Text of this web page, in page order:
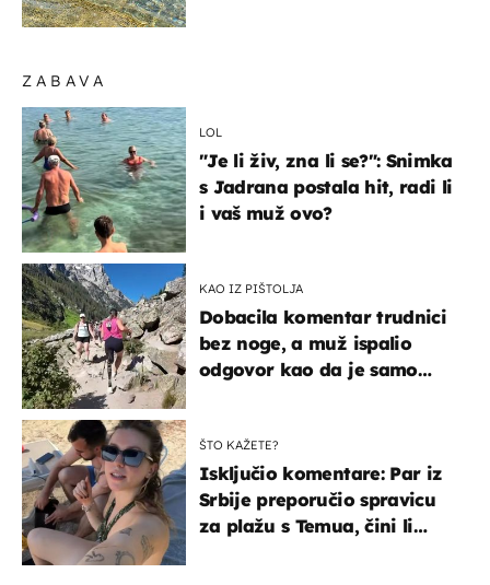
ZABAVA
LOL
"Je li živ, zna li se?": Snimka
s Jadrana postala hit, radi li
i vaš muž ovo?
KAO IZ PIŠTOLJA
Dobacila komentar trudnici
bez noge, a muž ispalio
odgovor kao da je samo
ŠTO KAŽETE?
Isključio komentare: Par iz
Srbije preporučio spravicu
za plažu s Temua, čini li